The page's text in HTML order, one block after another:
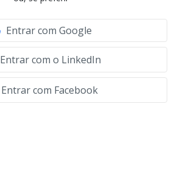
Entrar com Google
Entrar com o LinkedIn
Entrar com Facebook